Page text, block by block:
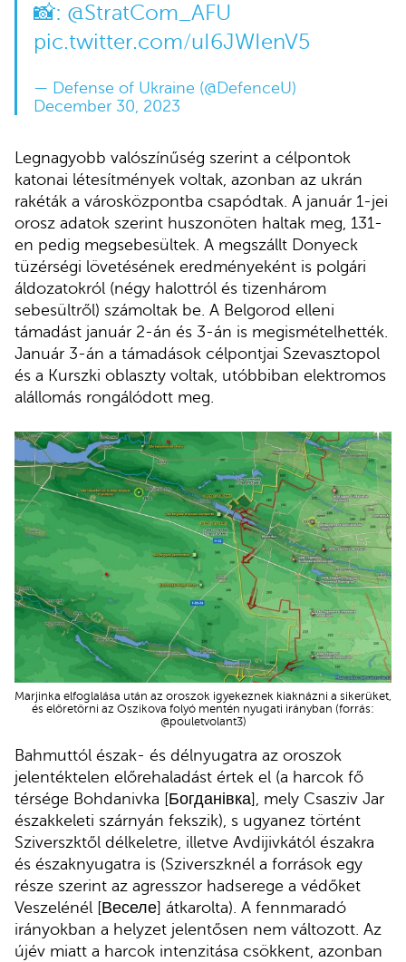
📸: @StratCom_AFU
pic.twitter.com/uI6JWIenV5
— Defense of Ukraine (@DefenceU)
December 30, 2023
Legnagyobb valószínűség szerint a célpontok
katonai létesítmények voltak, azonban az ukrán
rakéták a városközpontba csapódtak. A január 1-jei
orosz adatok szerint huszonöten haltak meg, 131-
en pedig megsebesültek. A megszállt Donyeck
tüzérségi lövetésének eredményeként is polgári
áldozatokról (négy halottról és tizenhárom
sebesültről) számoltak be. A Belgorod elleni
támadást január 2-án és 3-án is megismételhették.
Január 3-án a támadások célpontjai Szevasztopol
és a Kurszki oblaszty voltak, utóbbiban elektromos
alállomás rongálódott meg.
Marjinka elfoglalása után az oroszok igyekeznek kiaknázni a sikerüket,
és előretörni az Oszikova folyó mentén nyugati irányban (forrás:
@pouletvolant3)
Bahmuttól észak- és délnyugatra az oroszok
jelentéktelen előrehaladást értek el (a harcok fő
térsége Bohdanivka [Богданівка], mely Csasziv Jar
északkeleti szárnyán fekszik), s ugyanez történt
Sziverszktől délkeletre, illetve Avdijivkától északra
és északnyugatra is (Sziverszknél a források egy
része szerint az agresszor hadserege a védőket
Veszelénél [Веселе] átkarolta). A fennmaradó
irányokban a helyzet jelentősen nem változott. Az
újév miatt a harcok intenzitása csökkent, azonban